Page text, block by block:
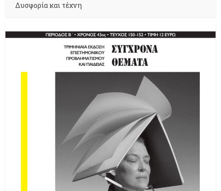
Δυσφορία και τέχνη